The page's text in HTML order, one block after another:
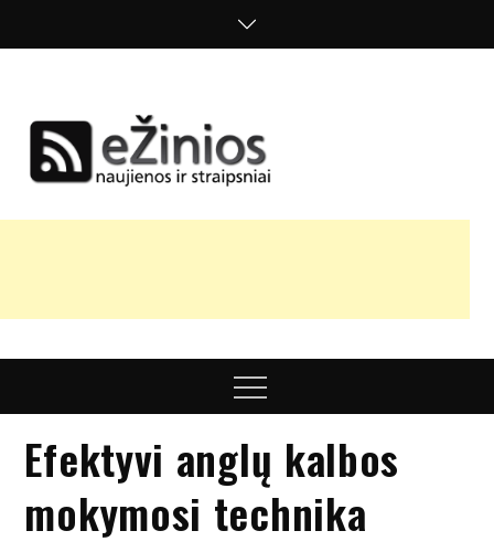
nuomonės
Menu
Efektyvi anglų kalbos
mokymosi technika